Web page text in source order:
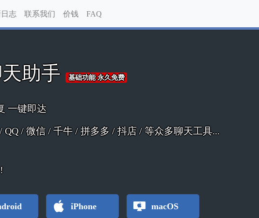
志 联系我们 价钱 FAQ
助手 基础功能 永久免费
一键即达
QQ / 微信 / 千牛 / 拼多多 / 抖店 / 等众多聊天工具...
iPhone macOS